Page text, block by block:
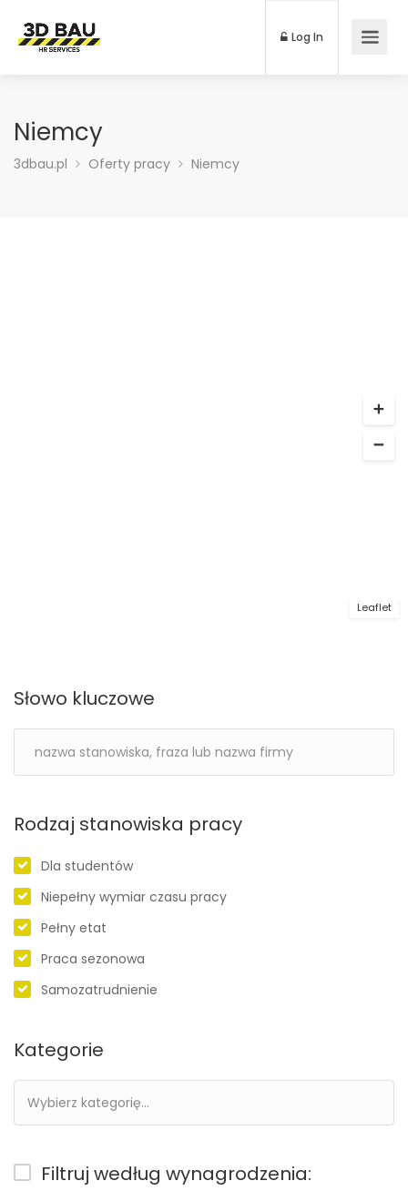
Log In
Niemcy
3dbau.pl Oferty pracy Niemcy
Leaflet
Słowo kluczowe
Rodzaj stanowiska pracy
Dla studentów
Niepełny wymiar czasu pracy
Pełny etat
Praca sezonowa
Samozatrudnienie
Kategorie
Filtruj według wynagrodzenia: